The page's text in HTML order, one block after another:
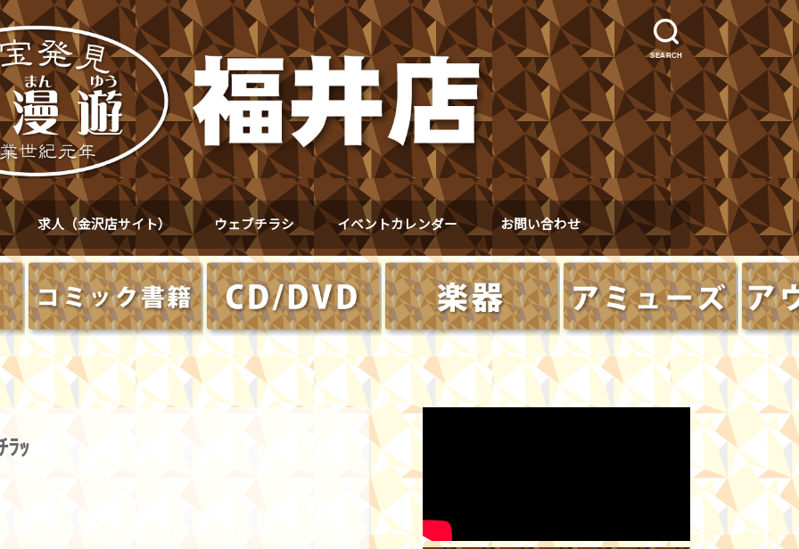
SEARCH
求人（金沢店サイト） ウェブチラシ イベントカレンダー お問い合わせ
ﾗｯ